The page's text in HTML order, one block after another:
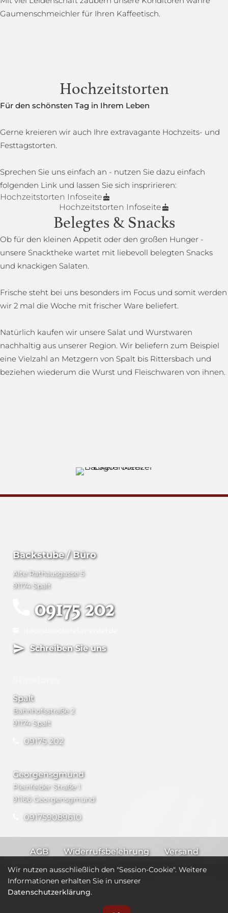
Gaumenschmeichler für Ihren Kaffeetisch.
Hochzeitstorten
Für den schönsten Tag in Ihrem Leben
Gerne kreieren wir auch Ihre extravagante Hochzeits- und
Festtagstorten.
Sprechen Sie uns einfach an - nutzen Sie dazu einfach
folgenden Link und lassen Sie sich inspririeren:
Hochzeitstorten Infoseite
Hochzeitstorten Infoseite
Belegtes & Snacks
Ob für den kleinen Appetit oder den großen Hunger -
unsere Snacktheke wartet mit liebevoll belegten Snacks
und knackigen Salaten.
Frische steht bei uns besonders im Focus und somit werden
wir 2 mal die Woche mit frischer Ware beliefert.
Natürlich kaufen wir unsere Salat und Wurstwaren
nachhaltig aus unserer Region. Wir beliefern zum Beispiel
eine Vielzahl an Metzgern von Spalt bis Rittersbach und
beziehen wiederum die Wurst und Fleischwaren von ihnen.
Backstube / Büro
Alte Rathausgasse 5
91174 Spalt
09175 202
Schreiben Sie uns
Spalt
Bahnhofsstraße 2
91174 Spalt
09175 202
Georgensgmünd
Pleinfelder Straße 1
91166 Georgensgmünd
091759089610
AGB Widerrufsbelehrung
Versand
Impressum
Datenschutz
Wir nutzen ausschließlich den "Session-Cookie". Weitere
Informationen erhalten Sie in unserer
Datenschutzerklärung.